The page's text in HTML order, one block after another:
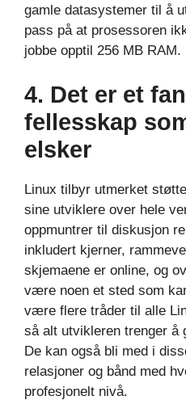
gamle datasystemer til å
pass på at prosessoren
jobbe opptil 256 MB RAM.
4. Det er et
fellesskap
elsker
Linux tilbyr utmerket
sine utviklere over hele
oppmuntrer til diskusjon
inkludert kjerner,
skjemaene er online, og
være noen et sted som
være flere tråder til alle
så alt utvikleren trenger å
De kan også bli med i
relasjoner og bånd med
profesjonelt nivå.